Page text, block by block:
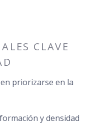
CLAVE
priorizarse en la
y densidad